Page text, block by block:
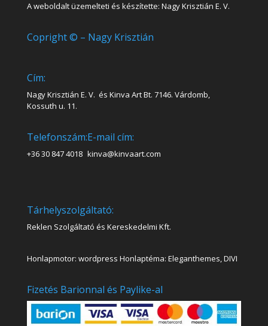
A weboldalt üzemelteti és készítette: Nagy Krisztián E. V.
Copright © – Nagy Krisztián
Cím:
Nagy Krisztián E. V. és Kinva Art Bt. 7146. Várdomb,
Kossuth u. 11.
Telefonszám:
+36 30 847 4018
E-mail cím:
kinva@kinvaart.com
Tárhelyszolgáltató:
Reklen Szolgáltató és Kereskedelmi Kft.
Honlapmotor: wordpress Honlaptéma: Eleganthemes, DIVI
Fizetés Barionnal és Paylike-al